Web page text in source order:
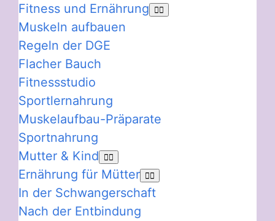
Fitness und Ernährung
Muskeln aufbauen
Regeln der DGE
Flacher Bauch
Fitnessstudio
Sportlernahrung
Muskelaufbau-Präparate
Sportnahrung
Mutter & Kind
Ernährung für Mütter
In der Schwangerschaft
Nach der Entbindung